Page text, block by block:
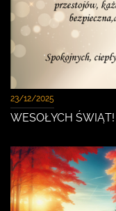
23/12/2025
WESOŁYCH ŚWIĄT!